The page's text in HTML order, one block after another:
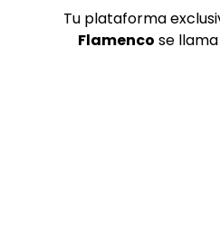
Tu plataforma
Flamenco se llama